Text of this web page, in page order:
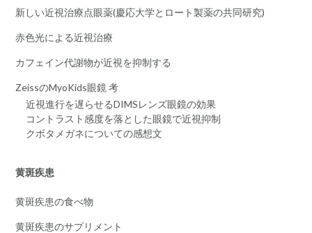
新しい近視治療点眼薬(慶応大学とロート製薬の共同研究)
赤色光による近視治療
カフェイン代謝物が近視を抑制する
ZeissのMyoKids眼鏡 考
近視進行を遅らせるDIMSレンズ眼鏡の効果
コントラスト感度を落とした眼鏡で近視抑制
クボタメガネについての感想文
黄斑疾患
黄斑疾患の食べ物
黄斑疾患のサプリメント